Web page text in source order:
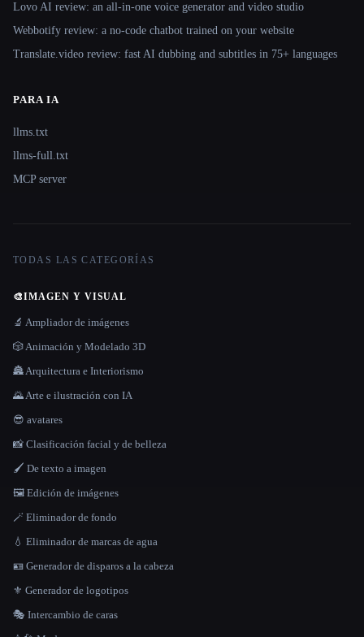
Lovo AI review: an all-in-one voice generator and video studio
Webbotify review: a no-code chatbot trained on your website
Translate.video review: fast AI dubbing and subtitles in 75+ languages
PARA IA
llms.txt
llms-full.txt
MCP server
TODAS LAS CATEGORÍAS
🎨IMAGEN Y VISUAL
🔬 Ampliador de imágenes
🎲 Animación y Modelado 3D
🏯 Arquitectura e Interiorismo
🌄 Arte e ilustración con IA
😎 avatares
📸 Clasificación facial y de belleza
🖌️ De texto a imagen
🖼️ Edición de imágenes
🪄 Eliminador de fondo
💧 Eliminador de marcas de agua
🪪 Generador de disparos a la cabeza
⚜️ Generador de logotipos
🎭 Intercambio de caras